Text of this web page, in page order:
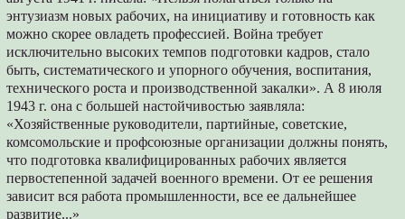
энтузиазм новых рабочих, на инициативу и готовность как
можно скорее овладеть профессией. Война требует
исключительно высоких темпов подготовки кадров, стало
быть, систематического и упорного обучения, воспитания,
технического роста и производственной закалки». А 8 июля
1943 г. она с большей настойчивостью заявляла:
«Хозяйственные руководители, партийные, советские,
комсомольские и профсоюзные организации должны понять,
что подготовка квалифицированных рабочих является
первостепенной задачей военного времени. От ее решения
зависит вся работа промышленности, все ее дальнейшее
развитие...»